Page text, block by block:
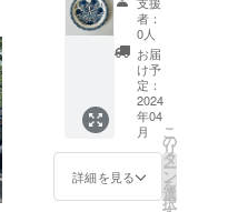
全ての
商品が
生産か
ら年月
の経過
した
ヴィン
テージ
品で
す。 仕
入れ前
の使用
参考で
す。銘
柄や形
の指定
はでき
ませ
ん。 ＊
ショッ
全ての
商品が
商品が
生産か
ら年月
の経過
した
ヴィン
テージ
入れ前
の使用
けしま
す。 ＊
参考代
表ブラ
ンド:
Rosent
(ローゼ
ル),
Villeroy
性を
持って
おり、
同じも
のが1つ
として
ない、
あなた
だけの
特別感
焼いて
皆にふ
るまう
ことが
一般的
です。
色鮮や
かな洋
菓子だ
けでな
皿 24-
26cm
(ブラン
ド) 4
枚
14980
(14000
円 + 送
料) 相当
イース
者：
0人
お届
け予
定：
2024
年04
月
詳細を見る
こ
の
リ
タ
ー
ン
を
選
択